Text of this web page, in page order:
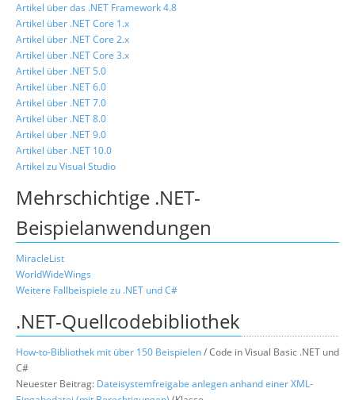
Artikel über das .NET Framework 4.8
Artikel über .NET Core 1.x
Artikel über .NET Core 2.x
Artikel über .NET Core 3.x
Artikel über .NET 5.0
Artikel über .NET 6.0
Artikel über .NET 7.0
Artikel über .NET 8.0
Artikel über .NET 9.0
Artikel über .NET 10.0
Artikel zu Visual Studio
Mehrschichtige .NET-
Beispielanwendungen
MiracleList
WorldWideWings
Weitere Fallbeispiele zu .NET und C#
.NET-Quellcodebibliothek
How-to-Bibliothek mit über 150 Beispielen/ Code in Visual Basic .NET und
C#
Neuester Beitrag: Dateisystemfreigabe anlegen anhand einer XML-